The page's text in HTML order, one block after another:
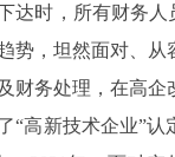
达时，所有财务
势，坦然面对、
财务处理，在高
“高新技术企业”